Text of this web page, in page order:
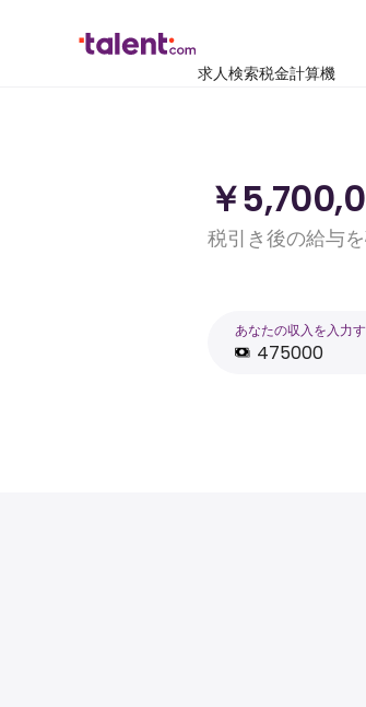
求人検索税金計算機
￥
税引き後の給与
あなたの収入を入力